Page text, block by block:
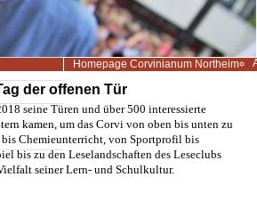
Homepage Corvinianum Northeim
der offenen Tür
seine Türen und über 500 interessierte
kamen, um das Corvi von oben bis unten zu
Chemieunterricht, von Sportprofil bis
bis zu den Leselandschaften des Leseclubs
seiner Lern- und Schulkultur.